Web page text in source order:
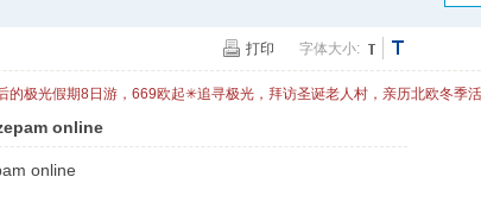
打印 字体大小:
的极光假期8日游，669欧起✳追寻极光，拜访圣诞老人村，亲历北欧冬季
online
online